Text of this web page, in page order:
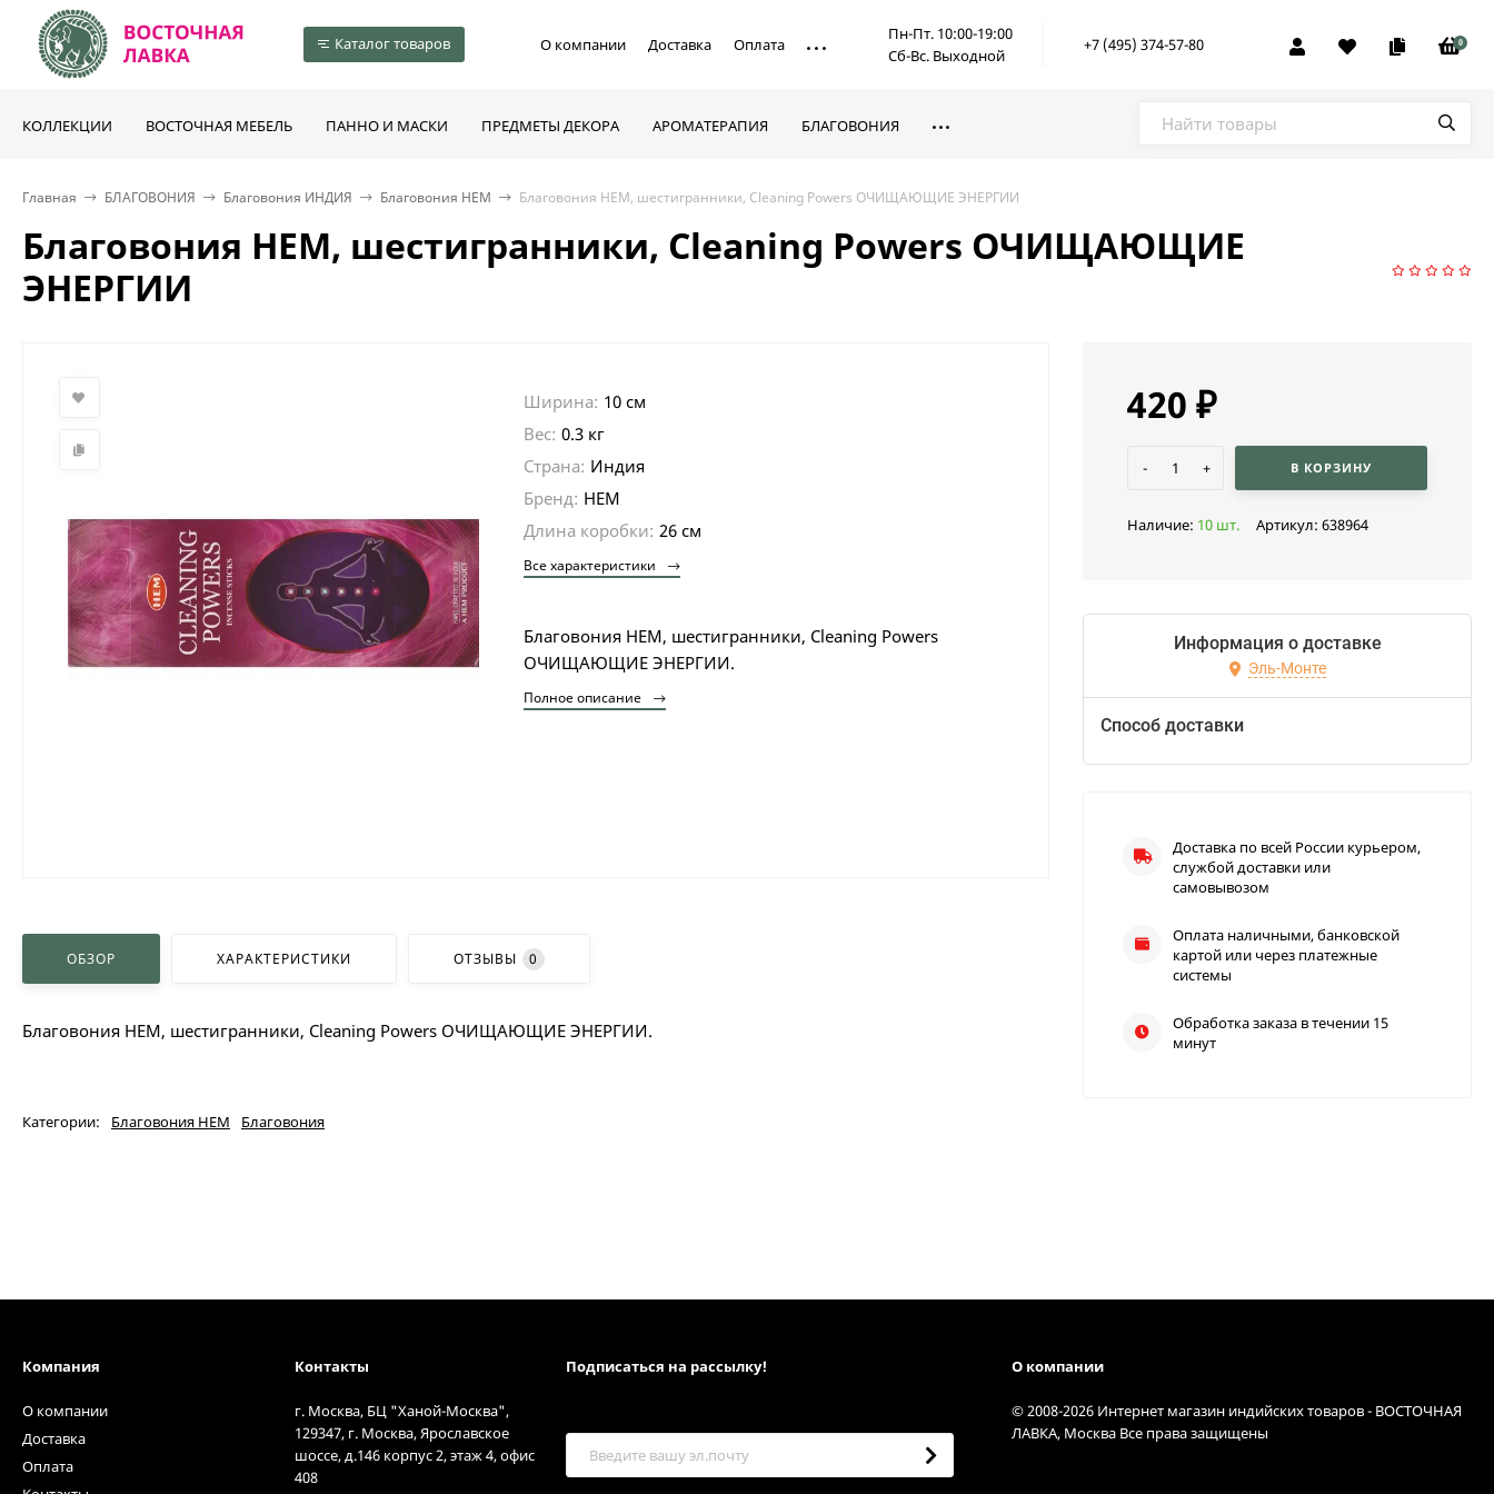
Каталог товаров О компании Доставка Оплата
Пн-Пт. 10:00-19:00
Сб-Вс. Выходной
+7 (495) 374-57-80 0
КОЛЛЕКЦИИ ВОСТОЧНАЯ МЕБЕЛЬ ПАННО И МАСКИ ПРЕДМЕТЫ ДЕКОРА АРОМАТЕРАПИЯ БЛАГОВОНИЯ
Главная БЛАГОВОНИЯ Благовония ИНДИЯ Благовония HEM Благовония HEM, шестигранники, Cleaning Powers ОЧИЩАЮЩИЕ ЭНЕРГИИ
Благовония HEM, шестигранники, Cleaning Powers ОЧИЩАЮЩИЕ
ЭНЕРГИИ
Ширина: 10 см
Вес: 0.3 кг
Страна: Индия
Бренд: HEM
Длина коробки: 26 см
Все характеристики
Благовония HEM, шестигранники, Cleaning Powers
ОЧИЩАЮЩИЕ ЭНЕРГИИ.
Полное описание
ОБЗОР ХАРАКТЕРИСТИКИ ОТЗЫВЫ 0
Благовония HEM, шестигранники, Cleaning Powers ОЧИЩАЮЩИЕ ЭНЕРГИИ.
Категории: Благовония HEM Благовония
420 ₽
- + В КОРЗИНУ
Наличие: 10 шт. Артикул: 638964
Информация о доставке
Эль-Монте
Способ доставки
Доставка по всей России курьером,
службой доставки или
самовывозом
Оплата наличными, банковской
картой или через платежные
системы
Обработка заказа в течении 15
минут
Компания
О компании
Доставка
Оплата
Контакты
г. Москва, БЦ "Ханой-Москва",
129347, г. Москва, Ярославское
шоссе, д.146 корпус 2, этаж 4, офис
408
Подписаться на рассылкy! О компании
© 2008-2026 Интернет магазин индийских товаров - ВОСТОЧНАЯ
ЛАВКА, Москва Все права защищены